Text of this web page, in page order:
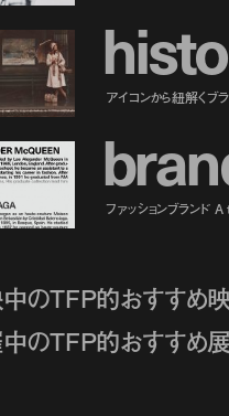
histo
アイコンから紐解くブラ
bran
ファッションブランド
のTFP的おすすめ
のTFP的おすすめ